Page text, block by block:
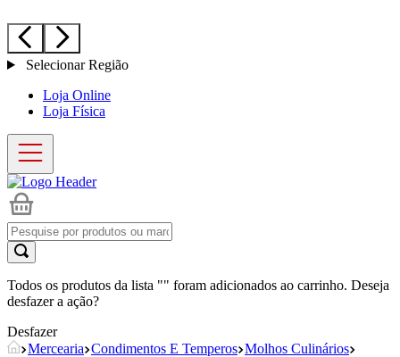
Selecionar Região
Loja Online
Loja Física
Todos os produtos da lista "" foram adicionados ao carrinho. Deseja
desfazer a ação?
Desfazer
Mercearia Condimentos E Temperos Molhos Culinários